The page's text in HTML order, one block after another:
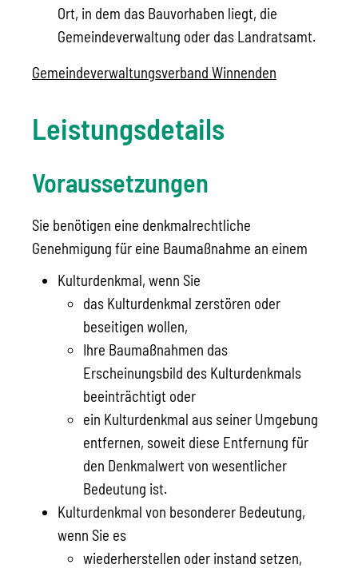
Ort, in dem das Bauvorhaben liegt, die
Gemeindeverwaltung oder das Landratsamt.
Gemeindeverwaltungsverband Winnenden
Leistungsdetails
Voraussetzungen
Sie benötigen eine denkmalrechtliche
Genehmigung für eine Baumaßnahme an einem
Kulturdenkmal, wenn Sie
das Kulturdenkmal zerstören oder
beseitigen wollen,
Ihre Baumaßnahmen das
Erscheinungsbild des Kulturdenkmals
beeinträchtigt oder
ein Kulturdenkmal aus seiner Umgebung
entfernen, soweit diese Entfernung für
den Denkmalwert von wesentlicher
Bedeutung ist.
Kulturdenkmal von besonderer Bedeutung,
wenn Sie es
wiederherstellen oder instand setzen,